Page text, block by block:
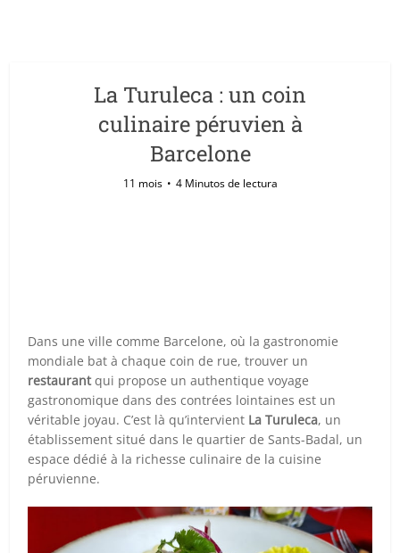
La Turuleca : un coin
culinaire péruvien à
Barcelone
11 mois 4 Minutos de lectura
Dans une ville comme Barcelone, où la gastronomie
mondiale bat à chaque coin de rue, trouver un
restaurantqui propose un authentique voyage
gastronomique dans des contrées lointaines est un
véritable joyau. C’est là qu’intervient La Turuleca, un
établissement situé dans le quartier de Sants-Badal, un
espace dédié à la richesse culinaire de la cuisine
péruvienne.